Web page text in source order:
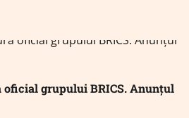
oficial grupului BRICS. Anunțul